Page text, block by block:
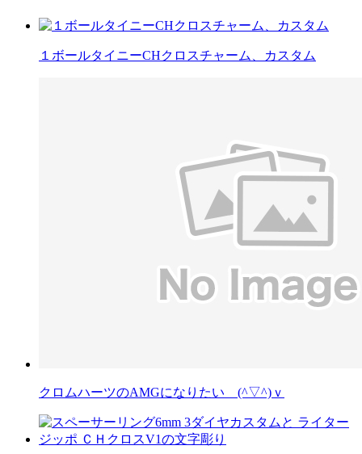
１ボールタイニーCHクロスチャーム、カスタム
クロムハーツのAMGになりたい (^▽^)ｖ